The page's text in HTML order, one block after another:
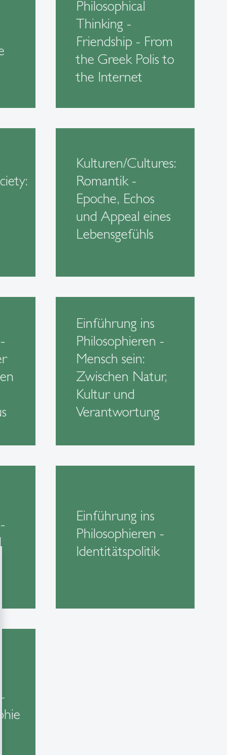
Philosophical
Thinking -
Friendship - From
the Greek Polis to
the Internet
Kulturen/Cultures:
Romantik -
Epoche, Echos
und Appeal eines
Lebensgefühls
Einführung ins
Philosophieren -
Mensch sein:
Zwischen Natur,
Kultur und
Verantwortung
Einführung ins
Philosophieren -
Identitätspolitik